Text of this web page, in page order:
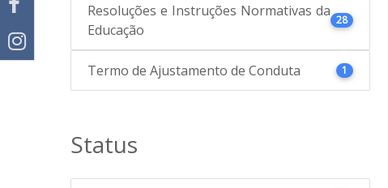
Resoluções e Instruções Normativas da
Educação
28
Termo de Ajustamento de Conduta 1
Status